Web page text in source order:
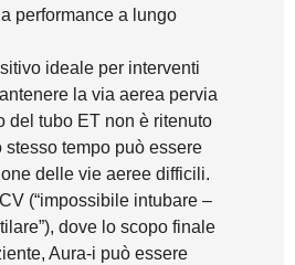
performance a lungo
ideale per interventi
la via aerea pervia
del tubo ET non è ritenuto
stesso tempo può essere
delle vie aeree difficili.
(“impossibile intubare –
dove lo scopo finale
Aura-i può essere